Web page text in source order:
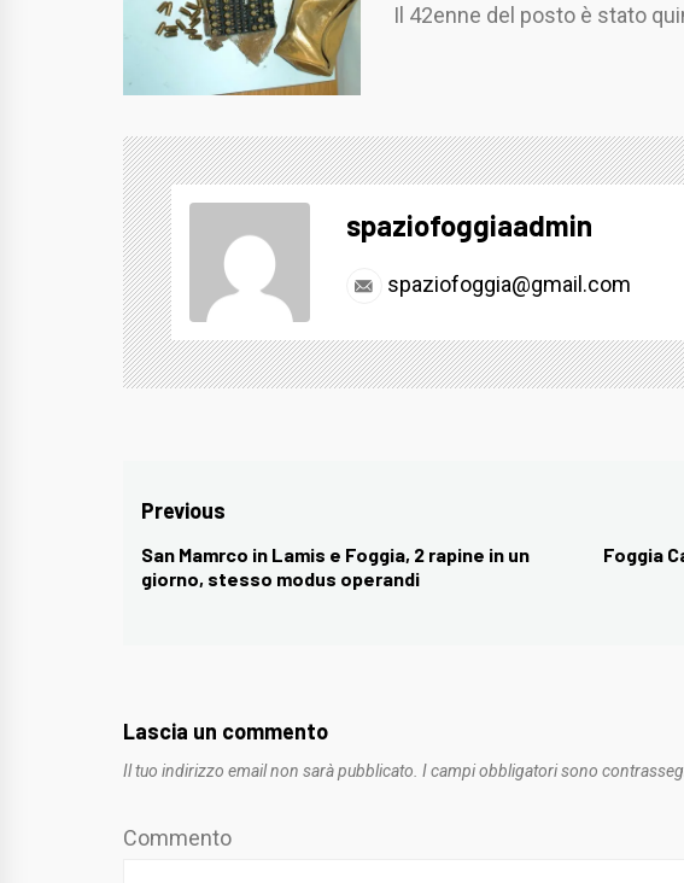
Il 42enne del posto è stato
spaziofoggiaadmin
spaziofoggia@gmail.com
Navigazione
articoli
Previous
Previous
post:
San Mamrco in Lamis e Foggia, 2 rapine in un
giorno, stesso modus operandi
Foggia
Lascia un commento
Il tuo indirizzo email non sarà pubblicato. I campi obbligatori sono
Commento